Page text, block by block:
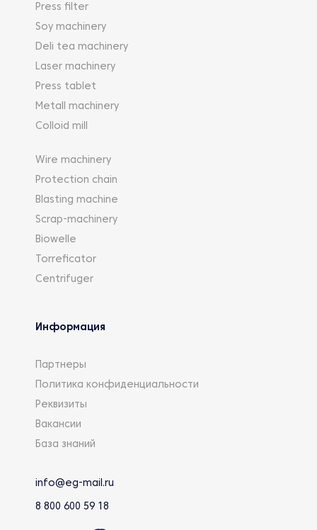
Press filter
Soy machinery
Deli tea machinery
Laser machinery
Press tablet
Metall machinery
Colloid mill
Wire machinery
Protection chain
Blasting machine
Scrap-machinery
Biowelle
Torreficator
Centrifuger
Информация
Партнеры
Политика конфиденциальности
Реквизиты
Вакансии
База знаний
info@eg-mail.ru
8 800 600 59 18